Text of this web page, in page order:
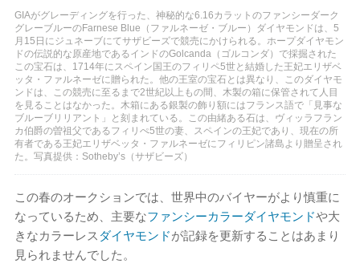
GIAがグレーディングを行った、神秘的な6.16カラットのファンシーダーク
グレーブルーのFarnese Blue（ファルネーゼ・ブルー）ダイヤモンドは、5
月15日にジュネーブにてサザビーズで競売にかけられる。ホープダイヤモン
ドの伝説的な原産地であるインドのGolcanda（ゴルコンダ）で採掘された
この宝石は、1714年にスペイン国王のフィリペ5世と結婚した王妃エリザベ
ッタ・ファルネーゼに贈られた。他の王室の宝石とは異なり、このダイヤモ
ンドは、この競売に至るまで2世紀以上もの間、木製の箱に保管されて人目
を見ることはなかった。木箱にある銀製の飾り額にはフランス語で「見事な
ブルーブリリアント」と刻まれている。この由緒ある石は、ヴィッラフラン
カ伯爵の曽祖父であるフィリぺ5世の妻、スペインの王妃であり、現在の所
有者である王妃エリザベッタ・ファルネーゼにフィリピン諸島より贈呈され
た。写真提供：Sotheby’s（サザビーズ）
この春のオークションでは、世界中のバイヤーがより慎重に
なっているため、主要なファンシーカラーダイヤモンドや大
きなカラーレス ダイヤモンドが記録を更新することはあまり
見られませんでした。